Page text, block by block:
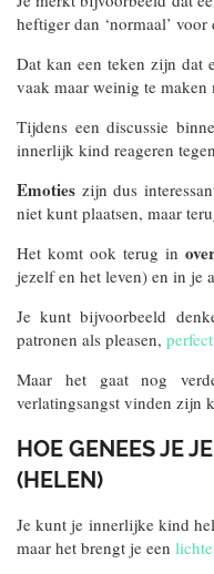
heftiger dan ‘normaal’
Dat kan een teken zijn dat
vaak maar weinig te maken
Tijdens een discussie
innerlijk kind reageren
Emoties zijn dus
niet kunt plaatsen, maar
Het komt ook terug in
jezelf en het leven) en in je
Je kunt bijvoorbeeld
patronen als pleasen,
Maar het gaat nog
verlatingsangst vinden zijn
HOE GENEES JE
(HELEN)
Je kunt je innerlijke kind
maar het brengt je een